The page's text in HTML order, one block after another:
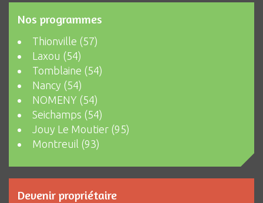
Nos programmes
Thionville (57)
Laxou (54)
Tomblaine (54)
Nancy (54)
NOMENY (54)
Seichamps (54)
Jouy Le Moutier (95)
Montreuil (93)
Devenir propriétaire